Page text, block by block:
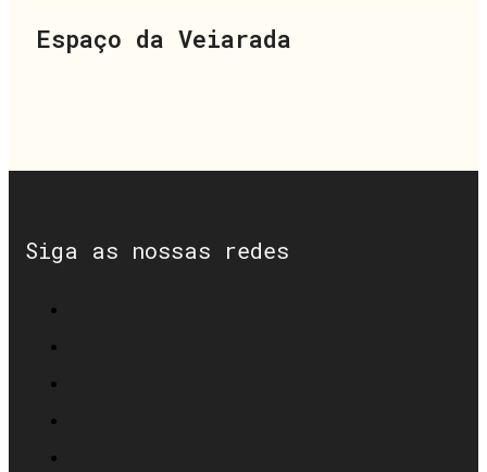
Espaço da Veiarada
Siga as nossas redes